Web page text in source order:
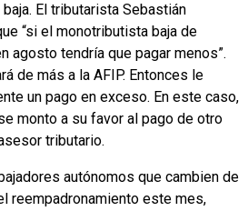
El tributarista Sebastián
“si el monotributista baja de
agosto tendría que pagar menos”.
de más a la AFIP. Entonces le
un pago en exceso. En este caso,
monto a su favor al pago de otro
tributario.
autónomos que cambien de
reempadronamiento este mes,